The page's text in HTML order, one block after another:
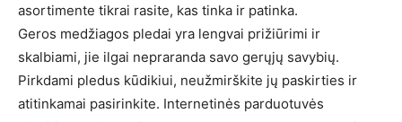
asortimente tikrai rasite, kas tinka ir patinka.
Geros medžiagos pledai yra lengvai prižiūrimi ir
skalbiami, jie ilgai nepraranda savo gerųjų savybių.
Pirkdami pledus kūdikiui, neužmirškite jų paskirties ir
atitinkamai pasirinkite. Internetinės parduotuvės